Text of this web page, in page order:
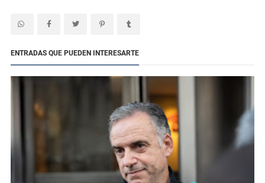
ENTRADAS QUE PUEDEN INTERESARTE